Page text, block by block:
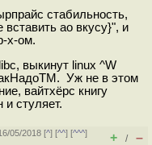
стабильность,
вставить ао вкусу}", и
х-ом.
выкинут linux ^W
Уж не в этом
вайтхёрс книгу
и стуляет.
05/2018 [^] [^^] [^^^]
+ / –